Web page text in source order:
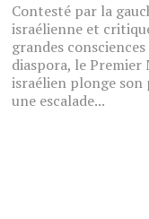
Contesté par la
israélienne et
grandes consciences
diaspora, le Premier
israélien plonge son
une escalade...